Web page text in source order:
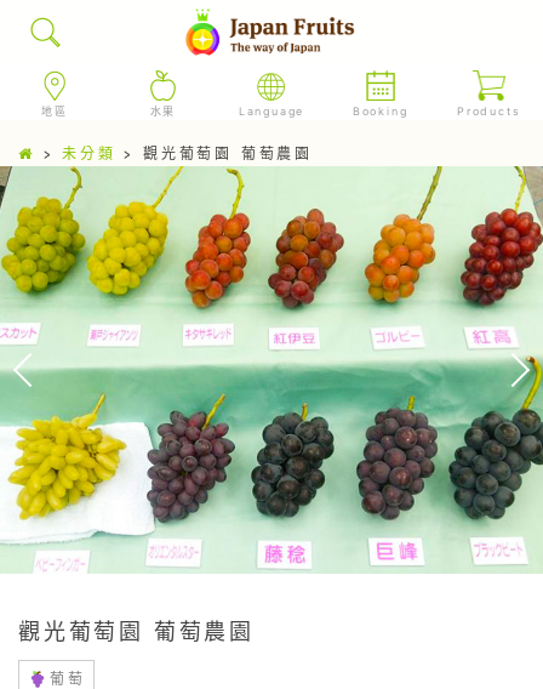
地區 水果 Language Booking Products
>未分類 >觀光葡萄園 葡萄農園
觀光葡萄園 葡萄農園
葡萄